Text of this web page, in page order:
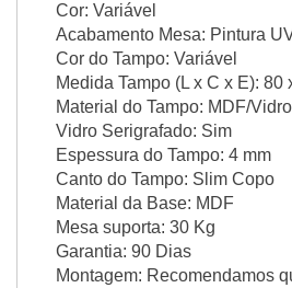
Cor: Variável
Acabamento Mesa: Pintura
Cor do Tampo: Variável
Medida Tampo (L x C x E): 80
Material do Tampo: MDF/Vidro
Vidro Serigrafado: Sim
Espessura do Tampo: 4 mm
Canto do Tampo: Slim Copo
Material da Base: MDF
Mesa suporta: 30 Kg
Garantia: 90 Dias
Montagem: Recomendamos